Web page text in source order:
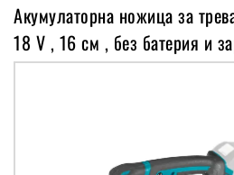
Акумулаторна ножица за
18 V , 16 см , без батерия и